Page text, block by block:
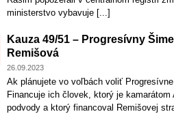
ministerstvo vybavuje [...]
Kauza 49/51 – Progresívny
Remišová
26.09.2023
Ak plánujete vo voľbách voliť
Financuje ich človek, ktorý je
podvody a ktorý financoval Remišovej